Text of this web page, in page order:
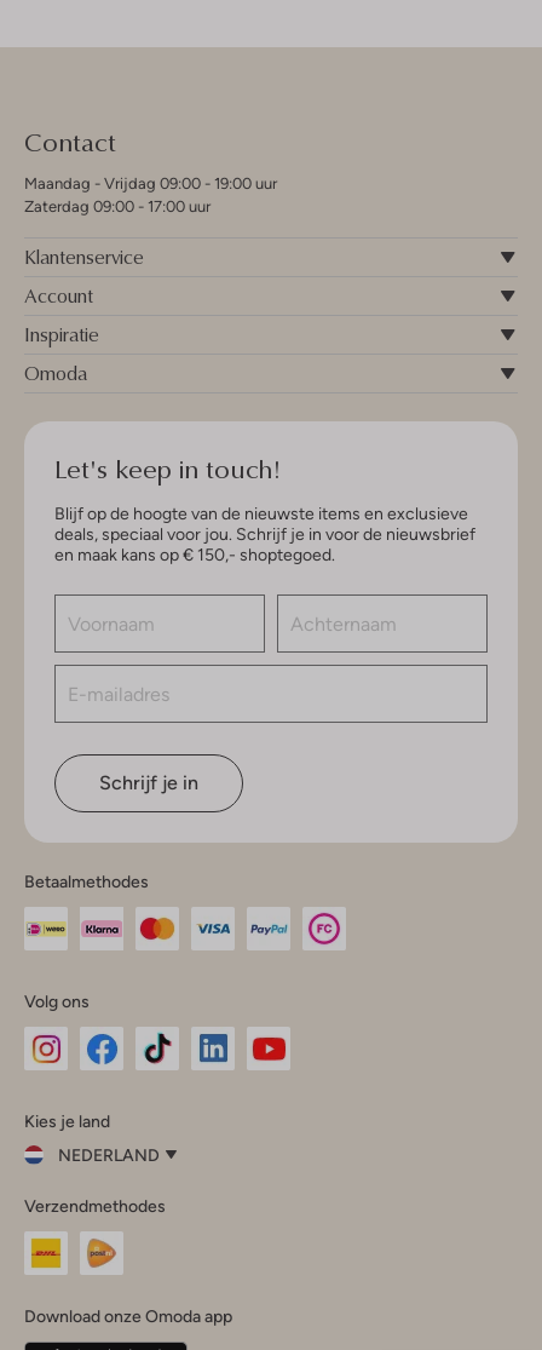
Contact
Maandag - Vrijdag 09:00 - 19:00 uur
Zaterdag 09:00 - 17:00 uur
Klantenservice
Account
Inspiratie
Omoda
Let's keep in touch!
Blijf op de hoogte van de nieuwste items en exclusieve
deals, speciaal voor jou. Schrijf je in voor de nieuwsbrief
en maak kans op € 150,- shoptegoed.
Schrijf je in
Betaalmethodes
Volg ons
InstagramFacebook
Kies je land
NEDERLAND
je
land
Nederland
Belgique(Français)
Verzendmethodes
Download onze Omoda app